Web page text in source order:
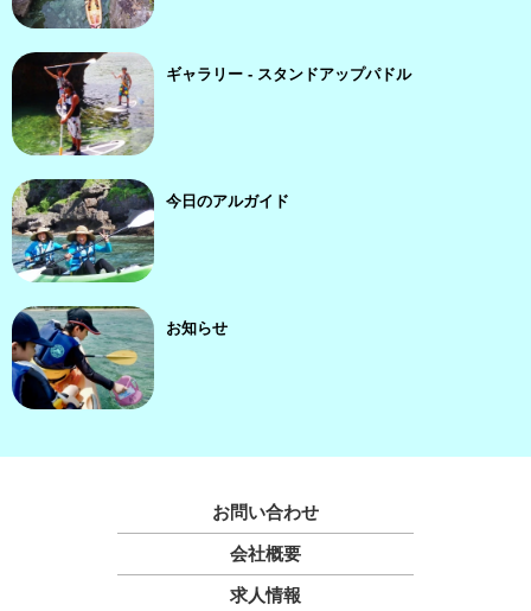
ギャラリー - スタンドアップパドル
今日のアルガイド
お知らせ
お問い合わせ
会社概要
求人情報